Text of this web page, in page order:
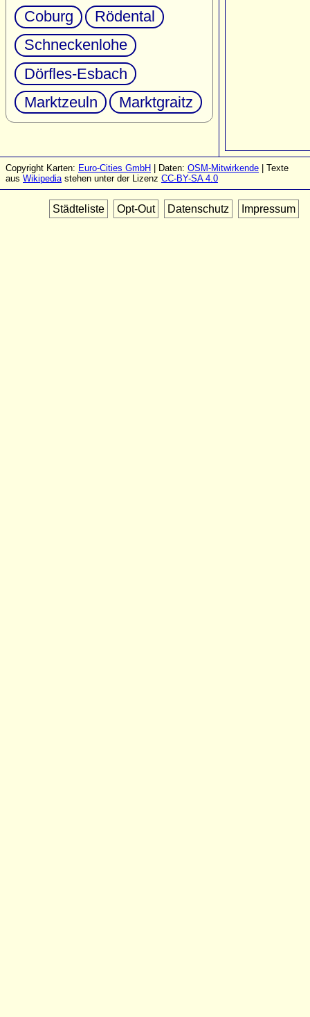
Coburg
Rödental
Schneckenlohe
Dörfles-Esbach
Marktzeuln
Marktgraitz
Copyright Karten: Euro-Cities GmbH | Daten: OSM-Mitwirkende | Texte
aus Wikipediastehen unter der Lizenz CC-BY-SA 4.0
Städteliste Opt-Out Datenschutz Impressum